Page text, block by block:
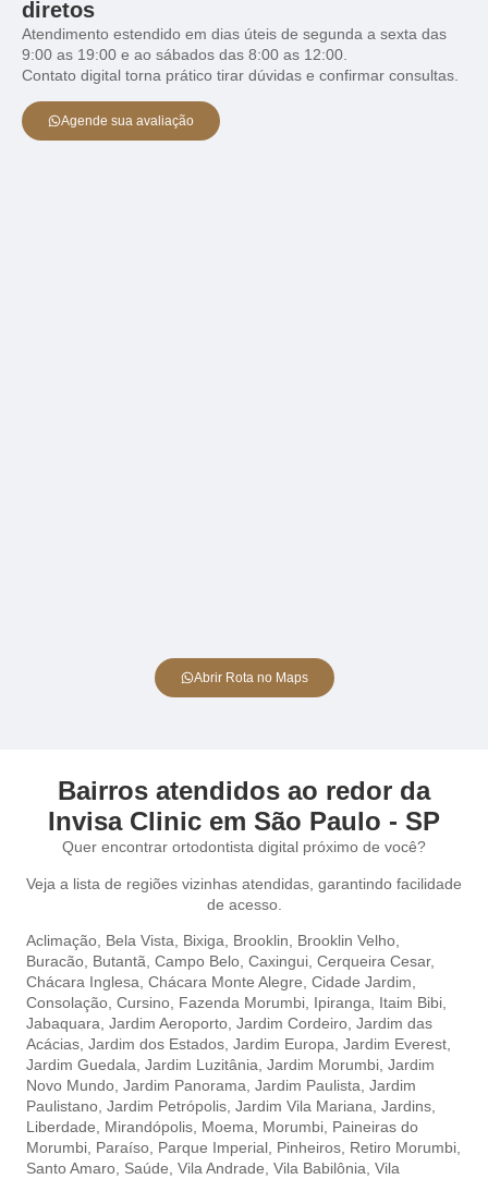
diretos
Atendimento estendido em dias úteis de segunda a sexta das
9:00 as 19:00 e ao sábados das 8:00 as 12:00.
Contato digital torna prático tirar dúvidas e confirmar consultas.
Agende sua avaliação
Abrir Rota no Maps
Bairros atendidos ao redor da
Invisa Clinic em São Paulo - SP
Quer encontrar ortodontista digital próximo de você?
Veja a lista de regiões vizinhas atendidas, garantindo facilidade
de acesso.
Aclimação, Bela Vista, Bixiga, Brooklin, Brooklin Velho,
Buracão, Butantã, Campo Belo, Caxingui, Cerqueira Cesar,
Chácara Inglesa, Chácara Monte Alegre, Cidade Jardim,
Consolação, Cursino, Fazenda Morumbi, Ipiranga, Itaim Bibi,
Jabaquara, Jardim Aeroporto, Jardim Cordeiro, Jardim das
Acácias, Jardim dos Estados, Jardim Europa, Jardim Everest,
Jardim Guedala, Jardim Luzitânia, Jardim Morumbi, Jardim
Novo Mundo, Jardim Panorama, Jardim Paulista, Jardim
Paulistano, Jardim Petrópolis, Jardim Vila Mariana, Jardins,
Liberdade, Mirandópolis, Moema, Morumbi, Paineiras do
Morumbi, Paraíso, Parque Imperial, Pinheiros, Retiro Morumbi,
Santo Amaro, Saúde, Vila Andrade, Vila Babilônia, Vila